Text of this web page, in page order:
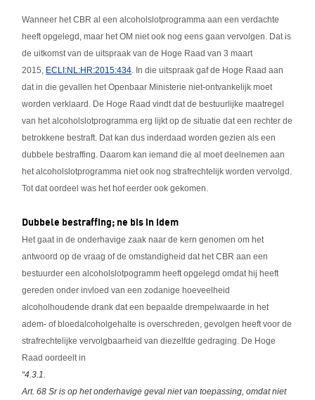
Wanneer het CBR al een alcoholslotprogramma aan een verdachte
heeft opgelegd, maar het OM niet ook nog eens gaan vervolgen. Dat is
de uitkomst van de uitspraak van de Hoge Raad van 3 maart
2015, ECLI:NL:HR:2015:434. In die uitspraak gaf de Hoge Raad aan
dat in die gevallen het Openbaar Ministerie niet-ontvankelijk moet
worden verklaard. De Hoge Raad vindt dat de bestuurlijke maatregel
van het alcoholslotprogramma erg lijkt op de situatie dat een rechter de
betrokkene bestraft. Dat kan dus inderdaad worden gezien als een
dubbele bestraffing. Daarom kan iemand die al moet deelnemen aan
het alcoholslotprogramma niet ook nog strafrechtelijk worden vervolgd.
Tot dat oordeel was het hof eerder ook gekomen.
Dubbele bestraffing; ne bis in idem
Het gaat in de onderhavige zaak naar de kern genomen om het
antwoord op de vraag of de omstandigheid dat het CBR aan een
bestuurder een alcoholslotpogramm heeft opgelegd omdat hij heeft
gereden onder invloed van een zodanige hoeveelheid
alcoholhoudende drank dat een bepaalde drempelwaarde in het
adem- of bloedalcoholgehalte is overschreden, gevolgen heeft voor de
strafrechtelijke vervolgbaarheid van diezelfde gedraging. De Hoge
Raad oordeelt in
“4.3.1.
Art. 68 Sr is op het onderhavige geval niet van toepassing, omdat niet